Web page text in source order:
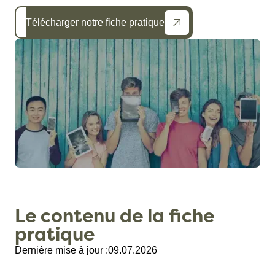
Télécharger notre fiche pratique
Le contenu de la fiche
pratique
Dernière mise à jour :09.07.2026